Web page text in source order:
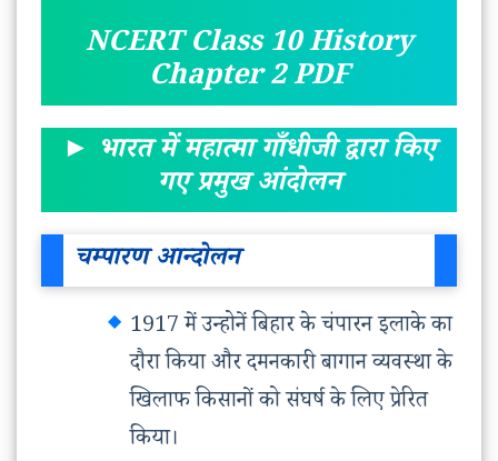
NCERT Class10History
Chapter2PDF
► भारत में महात्मा गाँधीजी द्वारा किए
गए प्रमुख आंदोलन
चम्पारण आन्दोलन
1917 में उन्होनें बिहार के चंपारन इलाके का
दौरा किया और दमनकारी बागान व्यवस्था के
खिलाफ किसानों को संघर्ष के लिए प्रेरित
किया।